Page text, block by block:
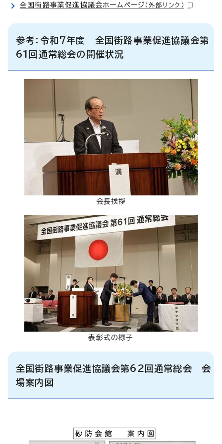
全国街路事業促進協議会ホームページ （外部リンク）
参考：令和7年度 全国街路事業促進協議会第
61回通常総会の開催状況
会長挨拶
表彰式の様子
全国街路事業促進協議会第62回通常総会 会
場案内図